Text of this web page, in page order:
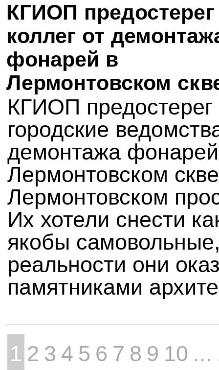
КГИОП предостерег
коллег от
фонарей в
Лермонтовском
КГИОП предостерег
городские
демонтажа
Лермонтовском
Лермонтовском
Их хотели снести
якобы
реальности они
памятниками
1 2 3 4 5 6 7 8 9 10 ...